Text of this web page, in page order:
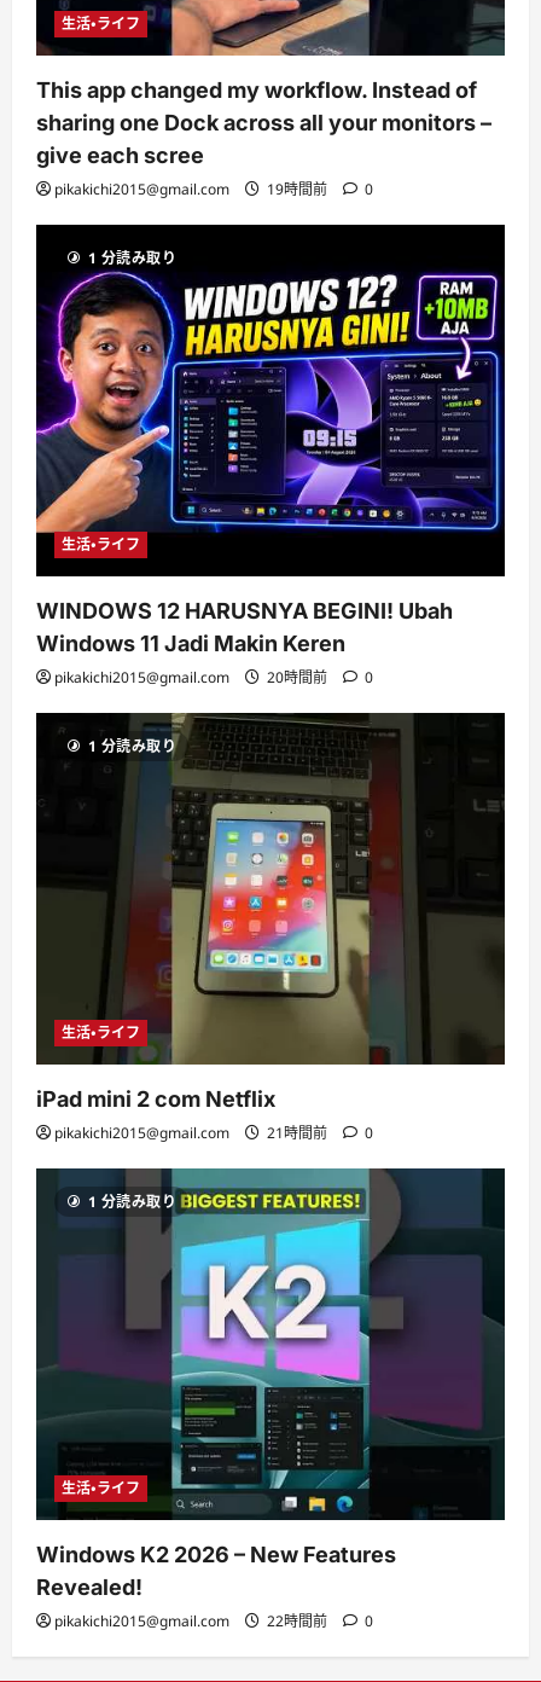
生活・ライフ
This app changed my workflow. Instead of
sharing one Dock across all your monitors –
give each scree
pikakichi2015@gmail.com 19時間前 0
1 分読み取り
生活・ライフ
WINDOWS 12 HARUSNYA BEGINI! Ubah
Windows 11 Jadi Makin Keren
pikakichi2015@gmail.com 20時間前 0
1 分読み取り
生活・ライフ
iPad mini 2 com Netflix
pikakichi2015@gmail.com 21時間前 0
1 分読み取り
生活・ライフ
Windows K2 2026 – New Features
Revealed!
pikakichi2015@gmail.com 22時間前 0